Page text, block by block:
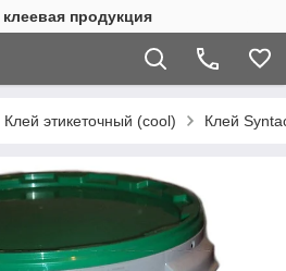
продукция
Клей этикеточный (cool) Клей